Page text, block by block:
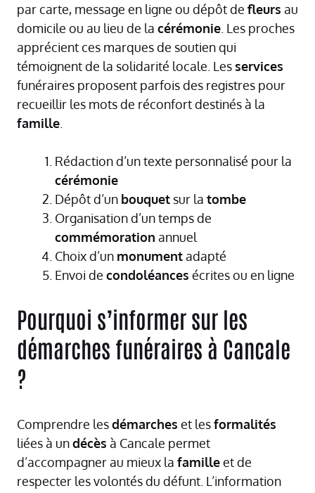
par carte, message en ligne ou dépôt de fleurs au
domicile ou au lieu de la cérémonie . Les proches
apprécient ces marques de soutien qui
témoignent de la solidarité locale. Les services
funéraires proposent parfois des registres pour
recueillir les mots de réconfort destinés à la
famille
Rédaction d’un texte personnalisé pour la
cérémonie
Dépôt d’un bouquet sur la tombe
Organisation d’un temps de
commémoration annuel
Choix d’un monumentadapté
Envoi de condoléances écrites ou en ligne
Pourquoi s’informer sur les
démarches funéraires à Cancale
?
Comprendre lesdémarches et lesformalités
liées à undécès à Cancale permet
d’accompagner au mieux la familleet de
respecter les volontés du défunt. L’information